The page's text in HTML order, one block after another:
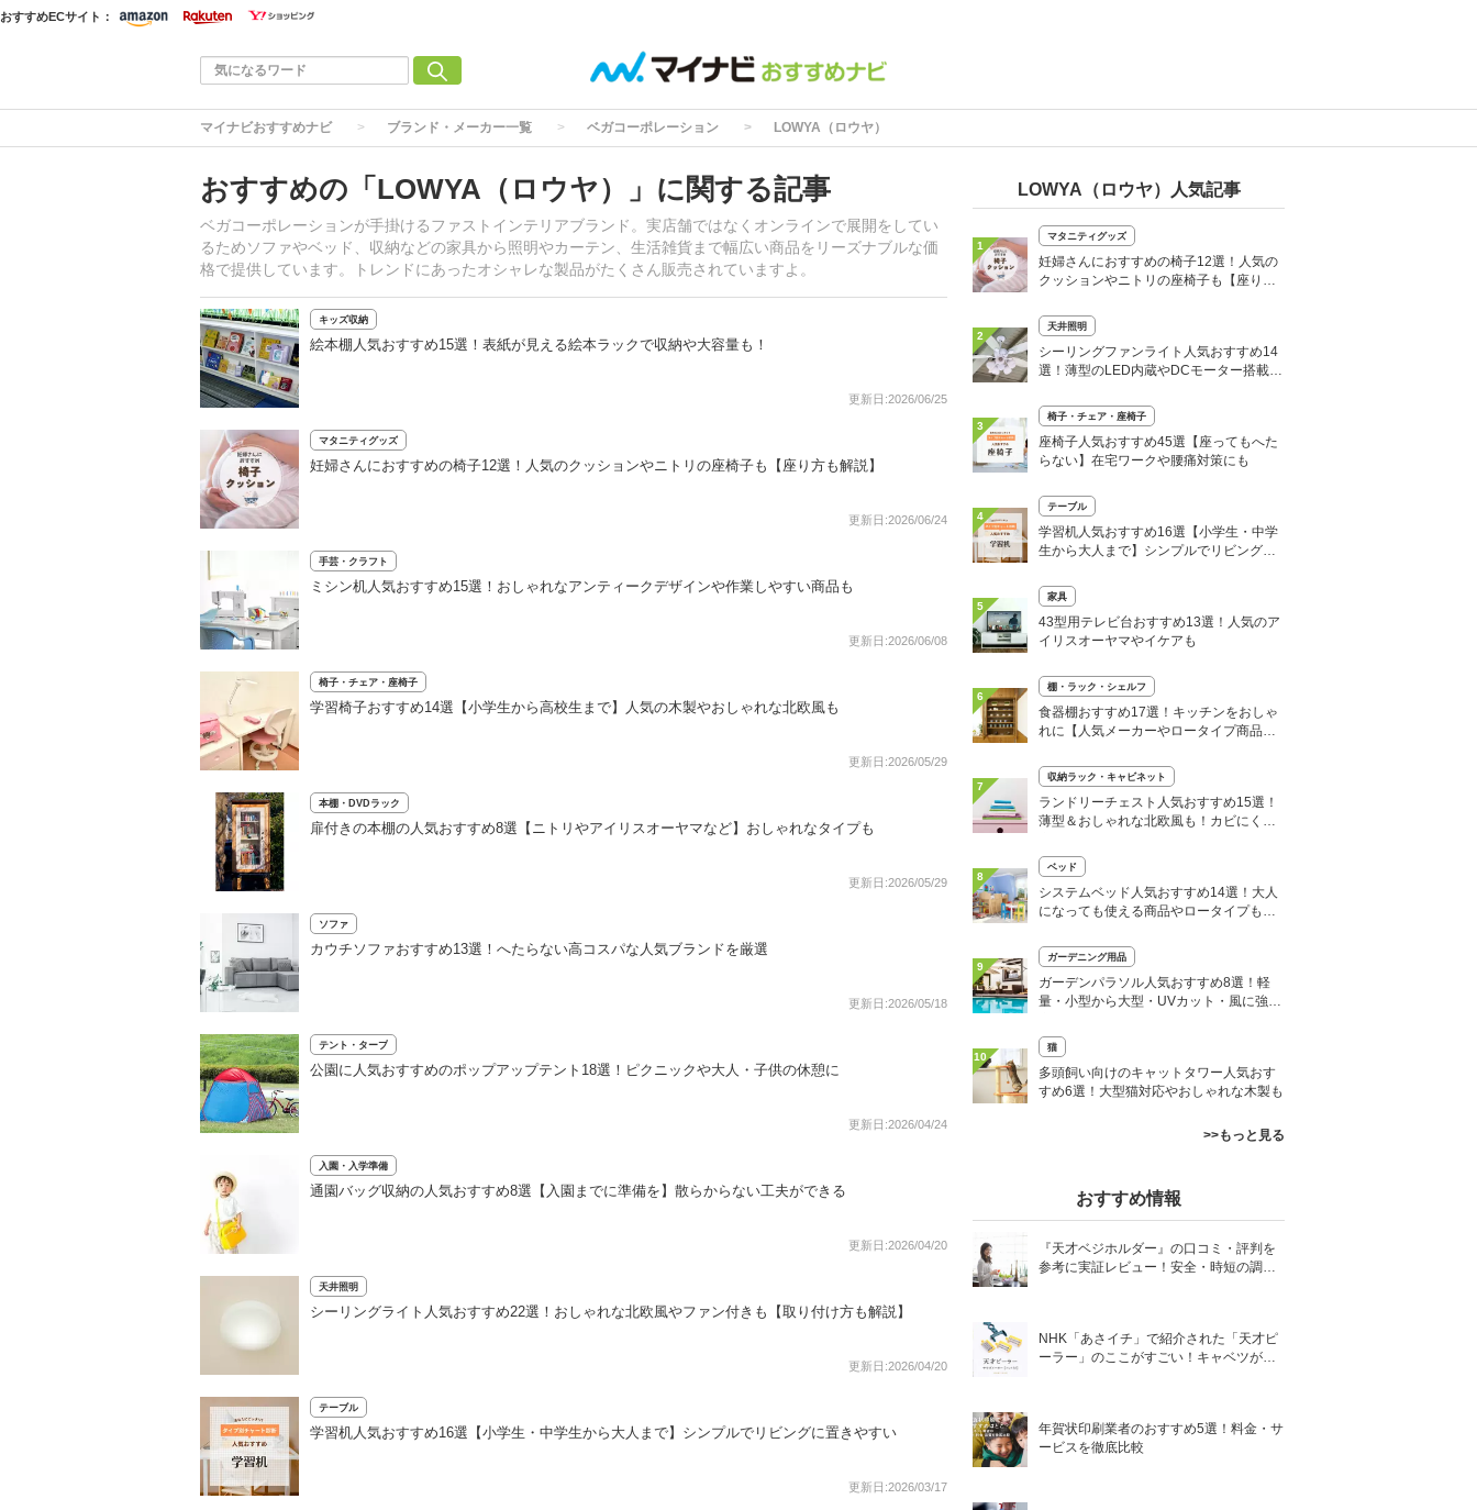
おすすめECサイト：
マイナビおすすめナビ ブランド・メーカー一覧 ベガコーポレーション LOWYA（ロウヤ）
おすすめの「LOWYA（ロウヤ）」に関する記事
ベガコーポレーションが手掛けるファストインテリアブランド。実店舗ではなくオンラインで展開をしてい
るためソファやベッド、収納などの家具から照明やカーテン、生活雑貨まで幅広い商品をリーズナブルな価
格で提供しています。トレンドにあったオシャレな製品がたくさん販売されていますよ。
キッズ収納
絵本棚人気おすすめ15選！表紙が見える絵本ラックで収納や大容量も！
更新日:2026/06/25
マタニティグッズ
妊婦さんにおすすめの椅子12選！人気のクッションやニトリの座椅子も【座り方も解説】
更新日:2026/06/24
手芸・クラフト
ミシン机人気おすすめ15選！おしゃれなアンティークデザインや作業しやすい商品も
更新日:2026/06/08
椅子・チェア・座椅子
学習椅子おすすめ14選【小学生から高校生まで】人気の木製やおしゃれな北欧風も
更新日:2026/05/29
本棚・DVDラック
扉付きの本棚の人気おすすめ8選【ニトリやアイリスオーヤマなど】おしゃれなタイプも
更新日:2026/05/29
ソファ
カウチソファおすすめ13選！へたらない高コスパな人気ブランドを厳選
更新日:2026/05/18
テント・タープ
公園に人気おすすめのポップアップテント18選！ピクニックや大人・子供の休憩に
更新日:2026/04/24
入園・入学準備
通園バッグ収納の人気おすすめ8選【入園までに準備を】散らからない工夫ができる
更新日:2026/04/20
天井照明
シーリングライト人気おすすめ22選！おしゃれな北欧風やファン付きも【取り付け方も解説】
更新日:2026/04/20
テーブル
学習机人気おすすめ16選【小学生・中学生から大人まで】シンプルでリビングに置きやすい
更新日:2026/03/17
LOWYA（ロウヤ）人気記事
1
マタニティグッズ
妊婦さんにおすすめの椅子12選！人気の
クッションやニトリの座椅子も【座り方
2
天井照明
シーリングファンライト人気おすすめ14
選！薄型のLED内蔵やDCモーター搭載モ
3
椅子・チェア・座椅子
座椅子人気おすすめ45選【座ってもへた
らない】在宅ワークや腰痛対策にも
4
テーブル
学習机人気おすすめ16選【小学生・中学
生から大人まで】シンプルでリビングに
5
家具
43型用テレビ台おすすめ13選！人気のア
イリスオーヤマやイケアも
6
棚・ラック・シェルフ
食器棚おすすめ17選！キッチンをおしゃ
れに【人気メーカーやロータイプ商品
7
収納ラック・キャビネット
ランドリーチェスト人気おすすめ15選！
薄型＆おしゃれな北欧風も！カビにくい
8
ベッド
システムベッド人気おすすめ14選！大人
になっても使える商品やロータイプも紹
9
ガーデニング用品
ガーデンパラソル人気おすすめ8選！軽
量・小型から大型・UVカット・風に強い
10
猫
多頭飼い向けのキャットタワー人気おす
すめ6選！大型猫対応やおしゃれな木製も
>>もっと見る
おすすめ情報
『天才ベジホルダー』の口コミ・評判を
参考に実証レビュー！安全・時短の調理
NHK「あさイチ」で紹介された「天才ピ
ーラー」のここがすごい！キャベツがほ
年賀状印刷業者のおすすめ5選！料金・サ
ービスを徹底比較